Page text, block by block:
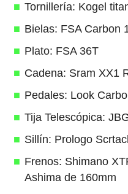
Tornillería: Kogel
Bielas: FSA Carbon
Plato: FSA 36T
Cadena: Sram XX1
Pedales: Look
Tija Telescópica:
Sillín: Prologo
Frenos: Shimano
Ashima de 160mm